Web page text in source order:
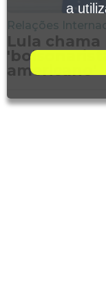
Relações
Lula chama
americano'
a